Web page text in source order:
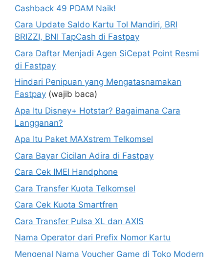
Cashback 49 PDAM Naik!
Cara Update Saldo Kartu Tol Mandiri, BRI
BRIZZI, BNI TapCash di Fastpay
Cara Daftar Menjadi Agen SiCepat Point Resmi
di Fastpay
Hindari Penipuan yang Mengatasnamakan
Fastpay (wajib baca)
Apa Itu Disney+ Hotstar? Bagaimana Cara
Langganan?
Apa Itu Paket MAXstrem Telkomsel
Cara Bayar Cicilan Adira di Fastpay
Cara Cek IMEI Handphone
Cara Transfer Kuota Telkomsel
Cara Cek Kuota Smartfren
Cara Transfer Pulsa XL dan AXIS
Nama Operator dari Prefix Nomor Kartu
Mengenal Nama Voucher Game di Toko Modern